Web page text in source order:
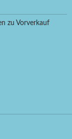
zu Vorverkauf